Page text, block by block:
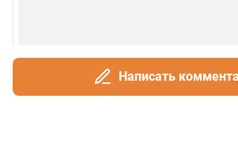
Написать